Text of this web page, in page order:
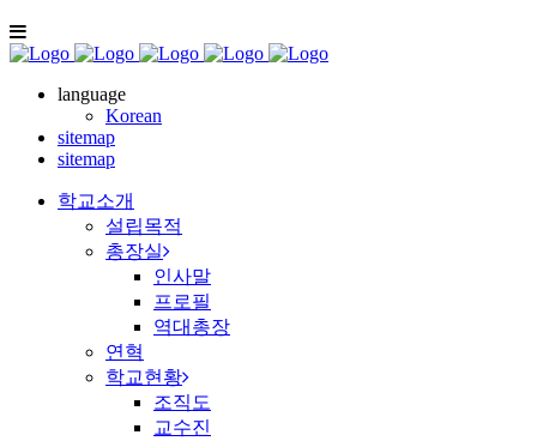
language
Korean
sitemap
sitemap
학교소개
설립목적
총장실
인사말
프로필
역대총장
연혁
학교현황
조직도
교수진